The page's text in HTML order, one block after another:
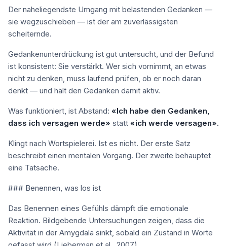
Der naheliegendste Umgang mit belastenden Gedanken —
sie wegzuschieben — ist der am zuverlässigsten
scheiternde.
Gedankenunterdrückung ist gut untersucht, und der Befund
ist konsistent: Sie verstärkt. Wer sich vornimmt, an etwas
nicht zu denken, muss laufend prüfen, ob er noch daran
denkt — und hält den Gedanken damit aktiv.
Was funktioniert, ist Abstand: «Ich habe den Gedanken,
dass ich versagen werde» statt «ich werde versagen».
Klingt nach Wortspielerei. Ist es nicht. Der erste Satz
beschreibt einen mentalen Vorgang. Der zweite behauptet
eine Tatsache.
### Benennen, was los ist
Das Benennen eines Gefühls dämpft die emotionale
Reaktion. Bildgebende Untersuchungen zeigen, dass die
Aktivität in der Amygdala sinkt, sobald ein Zustand in Worte